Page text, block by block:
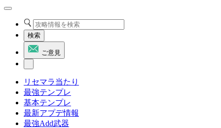
検索
ご意見
リセマラ当たり
最強テンプレ
基本テンプレ
最新アプデ情報
最強Add武器